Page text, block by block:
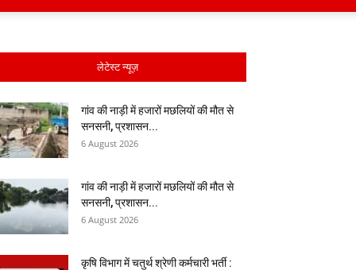
लेटेस्ट न्यूज़
गांव की नाड़ी में हजारों मछलियों की मौत से
सनसनी, प्रशासन...
6 August 2026
गांव की नाड़ी में हजारों मछलियों की मौत से
सनसनी, प्रशासन...
6 August 2026
कृषि विभाग में चतुर्थ श्रेणी कर्मचारी भर्ती :